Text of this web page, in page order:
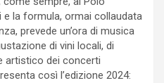
e la formula, ormai collaudata
prevede un’ora di musica
di vini locali, di
artistico dei concerti
così l’edizione 2024: